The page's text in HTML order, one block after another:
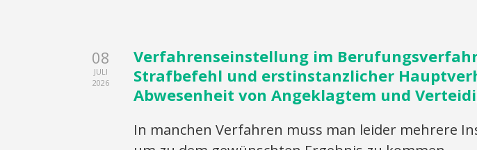
08
JULI
2026
Verfahrenseinstellung im
Strafbefehl und erstinstanzlicher
Abwesenheit von Angeklagtem und
In manchen Verfahren muss man leider mehrere